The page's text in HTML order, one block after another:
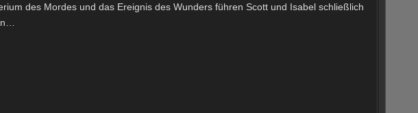
des Mordes und das Ereignis des Wunders führen Scott und Isabel schließlich